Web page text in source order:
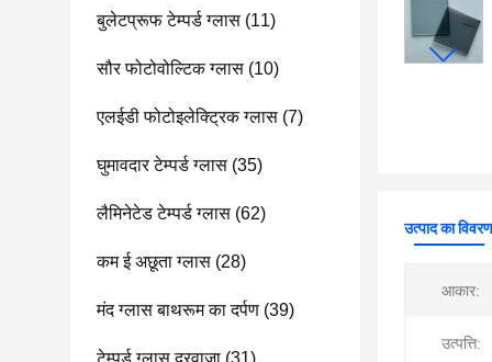
बुलेटप्रूफ टेम्पर्ड ग्लास (11)
सौर फोटोवोल्टिक ग्लास (10)
एलईडी फोटोइलेक्ट्रिक ग्लास (7)
घुमावदार टेम्पर्ड ग्लास (35)
लैमिनेटेड टेम्पर्ड ग्लास (62)
कम ई अछूता ग्लास (28)
मंद ग्लास बाथरूम का दर्पण (39)
टेम्पर्ड ग्लास दरवाजा (31)
उत्पाद का विवरण
आकार:
उत्पत्ति: